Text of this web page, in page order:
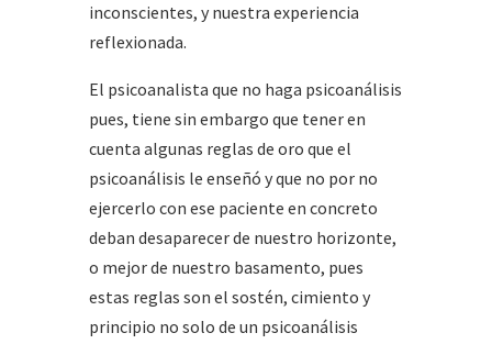
inconscientes, y nuestra experiencia
reflexionada.
El psicoanalista que no haga psicoanálisis
pues, tiene sin embargo que tener en
cuenta algunas reglas de oro que el
psicoanálisis le enseñó y que no por no
ejercerlo con ese paciente en concreto
deban desaparecer de nuestro horizonte,
o mejor de nuestro basamento, pues
estas reglas son el sostén, cimiento y
principio no solo de un psicoanálisis